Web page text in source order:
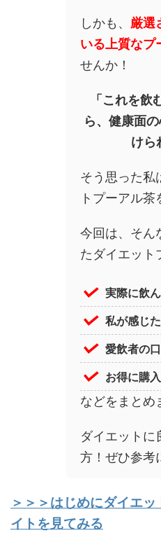
しかも、 厳選
いる上質なプ
せんか！
「これを
ら、健康面
けら
そう思った私
トプーアル茶
今回は、そん
たダイエット
実際に飲
私が感じ
愛飲者の
お得に購
などをまとめ
ダイエットに
方！ぜひ参考
＞＞＞はじめにダイエ
イトを見てみる